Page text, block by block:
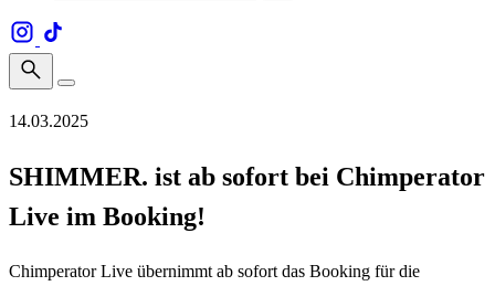
14.03.2025
SHIMMER. ist ab sofort bei Chimperator
Live im Booking!
Chimperator Live übernimmt ab sofort das Booking für die